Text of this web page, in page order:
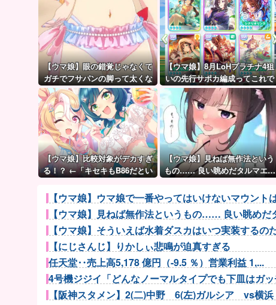
【ウマ娘】眼の錯覚じゃなくて
ガチでフサパンの脚って太くな
い？
【ウマ娘】8月LoHプラチナ4狙
いの先行サポカ編成ってこれで
大丈夫？
【ウマ娘】比較対象がデカすぎ
る！？ ←「キセキもB86だとい
【ウマ娘】見ねば無作法という
もの…… 良い眺めだタルマエ…
【ウマ娘】ウマ娘で一番やってはいけないマウント
【ウマ娘】見ねば無作法というもの…… 良い眺め
【ウマ娘】そういえば水着ダスカはいつ実装するの
【にじさんじ】りかしぃ悲鳴が迫真すぎる
任天堂‥売上高5,178 億円（-9.5 ％）営業利益 1,...
4号機ジジイ「どんなノーマルタイプでも下皿はガ
【阪神スタメン】2(二)中野 6(左)ガルシア vs横